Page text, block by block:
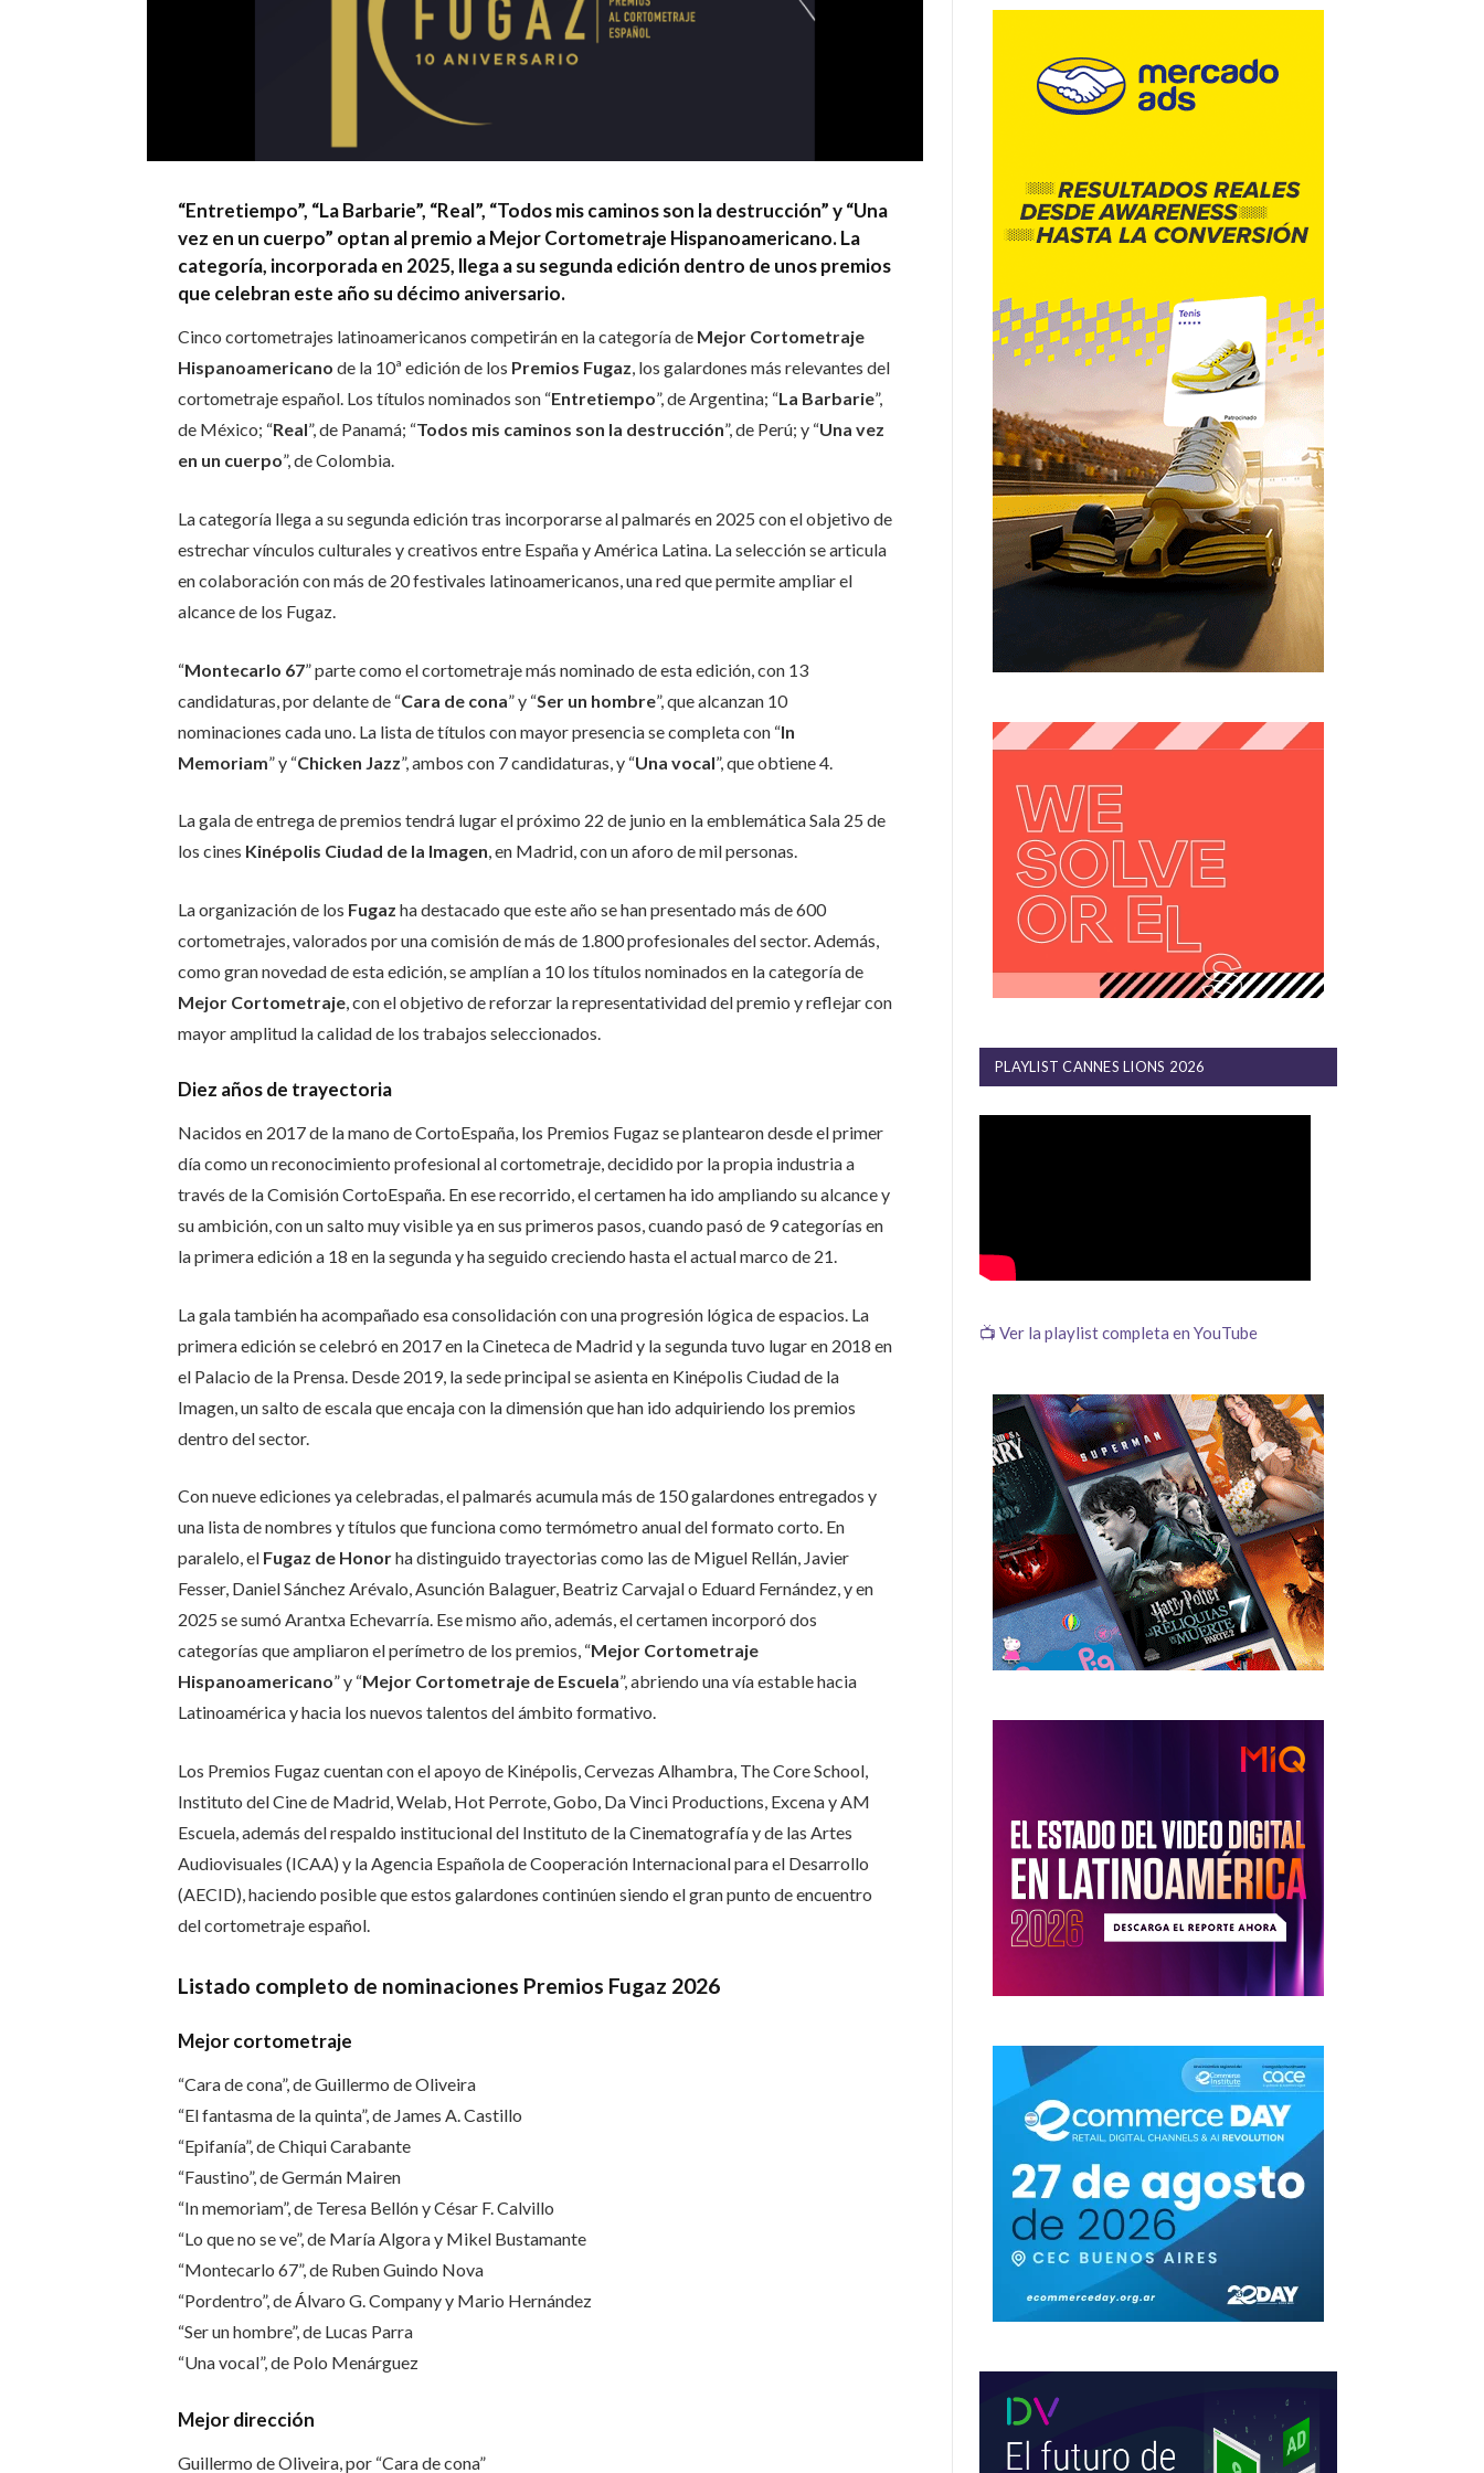
“Entretiempo”, “La Barbarie”, “Real”, “Todos mis caminos son la destrucción” y “Una
vez en un cuerpo” optan al premio a Mejor Cortometraje Hispanoamericano.La
categoría, incorporada en 2025, llega a su segunda edición dentro de unos premios
que celebran este año su décimo aniversario.
Cinco cortometrajes latinoamericanos competirán en la categoría de Mejor Cortometraje
Hispanoamericano de la 10ª edición de los Premios Fugaz, los galardones más relevantes del
cortometraje español. Los títulos nominados son “Entretiempo”, de Argentina; “La Barbarie”,
de México; “Real”, de Panamá; “Todos mis caminos son la destrucción”, de Perú; y “Una vez
en un cuerpo”, de Colombia.
La categoría llega a su segunda edición tras incorporarse al palmarés en 2025 con el objetivo de
estrechar vínculos culturales y creativos entre España y América Latina. La selección se articula
en colaboración con más de 20 festivales latinoamericanos, una red que permite ampliar el
alcance de los Fugaz.
“Montecarlo 67” parte como el cortometraje más nominado de esta edición, con 13
candidaturas, por delante de “Cara de cona” y “Ser un hombre”, que alcanzan 10
nominaciones cada uno. La lista de títulos con mayor presencia se completa con “In
Memoriam” y “Chicken Jazz”, ambos con 7 candidaturas, y “Una vocal”, que obtiene 4.
La gala de entrega de premios tendrá lugar el próximo 22 de junio en la emblemática Sala 25 de
los cines Kinépolis Ciudad de la Imagen, en Madrid, con un aforo de mil personas.
La organización de los Fugaz ha destacado que este año se han presentado más de 600
cortometrajes, valorados por una comisión de más de 1.800 profesionales del sector. Además,
como gran novedad de esta edición, se amplían a 10 los títulos nominados en la categoría de
Mejor Cortometraje, con el objetivo de reforzar la representatividad del premio y reflejar con
mayor amplitud la calidad de los trabajos seleccionados.
Diez años de trayectoria
Nacidos en 2017 de la mano deCortoEspaña, los Premios Fugaz se plantearon desde el primer
día como un reconocimiento profesional al cortometraje, decidido por la propia industria a
través de la Comisión CortoEspaña. En ese recorrido, el certamen ha ido ampliando su alcance y
su ambición, con un salto muy visible ya en sus primeros pasos, cuando pasó de 9 categorías en
la primera edición a 18 en la segunda y ha seguido creciendo hasta el actual marco de 21.
La gala también ha acompañado esa consolidación con una progresión lógica de espacios. La
primera edición se celebró en 2017 en la Cineteca de Madrid y la segunda tuvo lugar en 2018 en
el Palacio de la Prensa. Desde 2019, la sede principal se asienta en Kinépolis Ciudad de la
Imagen, un salto de escala que encaja con la dimensión que han ido adquiriendo los premios
dentro del sector.
Con nueve ediciones ya celebradas, el palmarés acumula más de 150 galardones entregados y
una lista de nombres y títulos que funciona como termómetro anual del formato corto. En
paralelo, el Fugaz de Honorha distinguido trayectorias como las de Miguel Rellán, Javier
Fesser, Daniel Sánchez Arévalo, Asunción Balaguer, Beatriz Carvajal o Eduard Fernández, y en
2025 se sumó Arantxa Echevarría. Ese mismo año, además, el certamen incorporó dos
categorías que ampliaron el perímetro de los premios, “Mejor Cortometraje
Hispanoamericano” y “Mejor Cortometraje de Escuela”, abriendo una vía estable hacia
Latinoamérica y hacia los nuevos talentos del ámbito formativo.
Los Premios Fugaz cuentan con el apoyo de Kinépolis, Cervezas Alhambra, The Core School,
Instituto del Cine de Madrid, Welab, Hot Perrote, Gobo, Da Vinci Productions, Excena y AM
Escuela, además del respaldo institucional del Instituto de la Cinematografía y de las Artes
Audiovisuales (ICAA) y la Agencia Española de Cooperación Internacional para el Desarrollo
(AECID), haciendo posible que estos galardones continúen siendo el gran punto de encuentro
del cortometraje español.
Listado completo de nominaciones Premios Fugaz 2026
Mejor cortometraje
“Cara de cona”, de Guillermo de Oliveira
“El fantasma de la quinta”, de James A. Castillo
“Epifanía”, de Chiqui Carabante
“Faustino”, de Germán Mairen
“In memoriam”, de Teresa Bellón y César F. Calvillo
“Lo que no se ve”, de María Algora y Mikel Bustamante
“Montecarlo 67”, de Ruben Guindo Nova
“Pordentro”, de Álvaro G. Company y Mario Hernández
“Ser un hombre”, de Lucas Parra
“Una vocal”, de Polo Menárguez
Mejor dirección
Guillermo de Oliveira, por “Cara de cona”
PLAYLIST CANNES LIONS 2026
📺 Ver la playlist completa en YouTube